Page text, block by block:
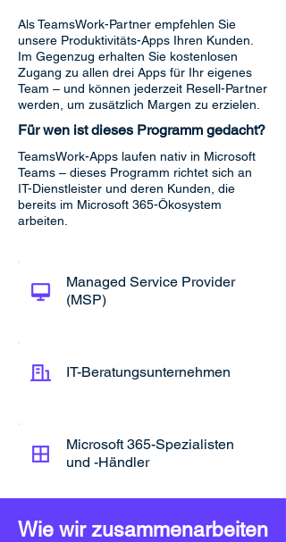
Als TeamsWork-Partner empfehlen Sie
unsere Produktivitäts-Apps Ihren Kunden.
Im Gegenzug erhalten Sie kostenlosen
Zugang zu allen drei Apps für Ihr eigenes
Team – und können jederzeit Resell-Partner
werden, um zusätzlich Margen zu erzielen.
Für wen ist dieses Programm gedacht?
TeamsWork-Apps laufen nativ in Microsoft
Teams – dieses Programm richtet sich an
IT-Dienstleister und deren Kunden, die
bereits im Microsoft 365-Ökosystem
arbeiten.
Managed Service Provider
(MSP)
IT-Beratungsunternehmen
Microsoft 365-Spezialisten
und -Händler
Wie wir zusammenarbeiten